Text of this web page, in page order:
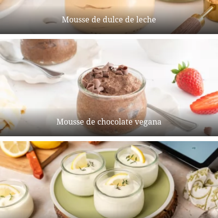
Mousse de dulce de leche
Mousse de chocolate vegana